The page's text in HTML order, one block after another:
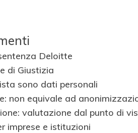
Deloitte
di Giustizia
sono dati personali
non equivale ad
valutazione dal punto di
imprese e istituzioni